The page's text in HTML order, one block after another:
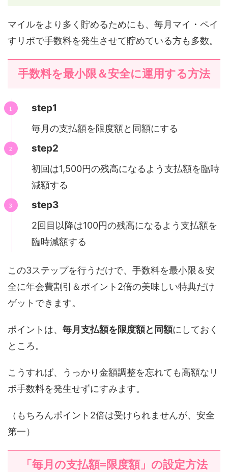
マイルをより多く貯めるためにも、毎月マイ・ペイ
すリボで手数料を発生させて貯めている方も多数。
手数料を最小限＆安全に運用する方法
step1
毎月の支払額を限度額と同額にする
step2
初回は1,500円の残高になるよう支払額を臨時
減額する
step3
2回目以降は100円の残高になるよう支払額を
臨時減額する
この3ステップを行うだけで、手数料を最小限＆安
全に年会費割引＆ポイント2倍の美味しい特典だけ
ゲットできます。
ポイントは、 毎月支払額を限度額と同額にしておく
ところ。
こうすれば、うっかり金額調整を忘れても高額なリ
ボ手数料を発生せずにすみます。
（もちろんポイント2倍は受けられませんが、安全
第一）
「毎月の支払額=限度額」の設定方法